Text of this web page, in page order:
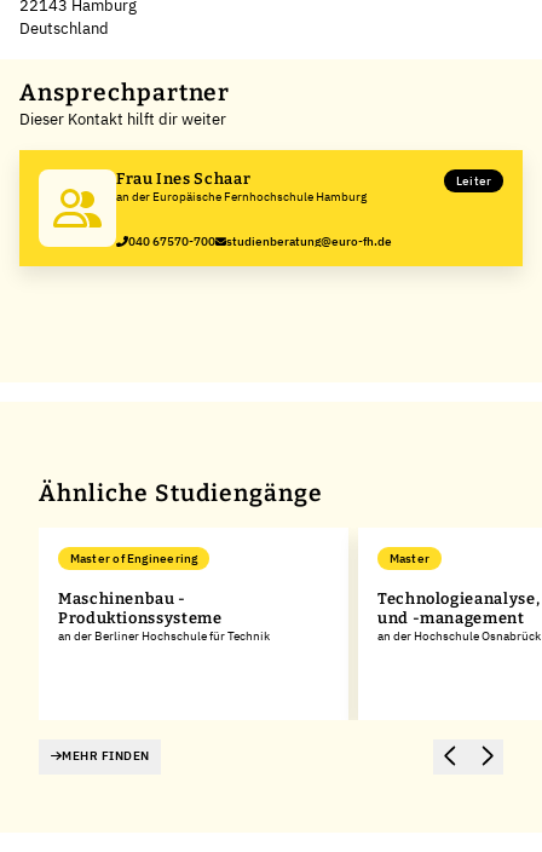
22143 Hamburg
Deutschland
+
−
Ansprechpartner
Dieser Kontakt hilft dir weiter
Frau Ines Schaar
an der Europäische Fernhochschule Hamburg
Leiter
040 67570-700 studienberatung@euro-fh.de
Ähnliche Studiengänge
Master of Engineering
Maschinenbau -
Produktionssysteme
an der Berliner Hochschule für Technik
Master
und -management
an der Hochschule Osnabrück
MEHR FINDEN